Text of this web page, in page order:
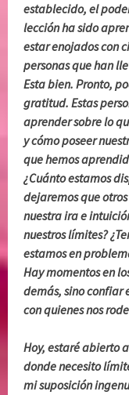
establecido, el
lección ha sido
estar enojados con
personas que han
Esta bien. Pronto,
gratitud. Estas
aprender sobre lo
y cómo poseer
que hemos
¿Cuánto estamos
dejaremos que
nuestra ira e
nuestros límites?
estamos en
Hay momentos en
demás, sino confiar
con quienes nos
Hoy, estaré abierto
donde necesito
mi suposición